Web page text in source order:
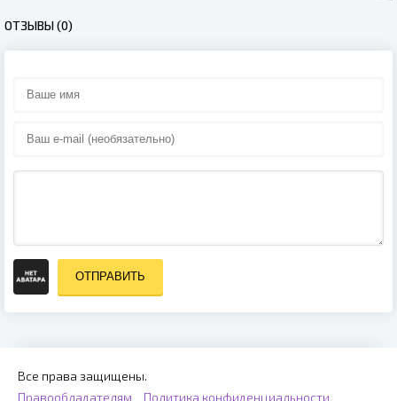
ОТЗЫВЫ (0)
ОТПРАВИТЬ
Все права защищены.
Правообладателям
Политика конфиденциальности